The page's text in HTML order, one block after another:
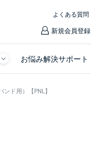
よくある質問
新規会員登録
お悩み解決サポート
ド用）【PNL】